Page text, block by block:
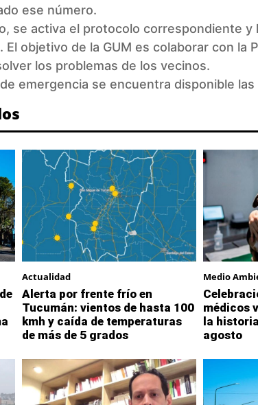
ese número.
se activa el protocolo correspondiente y
objetivo de la GUM es colaborar con la
los problemas de los vecinos.
emergencia se encuentra disponible las
Actualidad
Alerta por frente frío en
Tucumán: vientos de hasta 100
kmh y caída de temperaturas
de más de 5 grados
Medio
médicos
la
agosto